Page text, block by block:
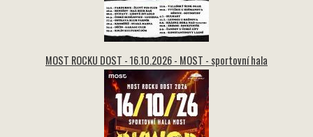
MOST ROCKU DOST - 16.10.2026 - MOST - sportovní hala